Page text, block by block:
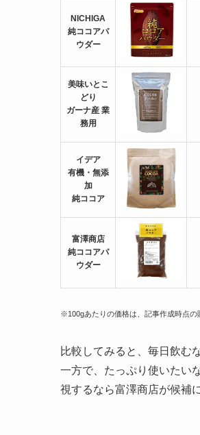
NICHIGA
純ココアパ
ウダー
美味いとこ
どり
ガーナ産 業
務用
イデア
有機・無添
加
純ココア
富澤商店
純ココアパ
ウダー
※100gあたりの価格は、記事作成時点の
比較してみると、毎日飲む
一方で、たっぷり使いたい
視するなら富澤商店が候補